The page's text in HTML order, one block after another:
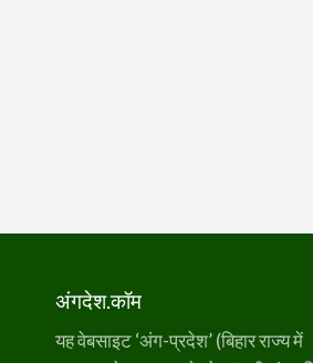
अंगदेश.कॉम
यह वेबसाइट ‘अंग-प्रदेश’ (बिहार राज्य में